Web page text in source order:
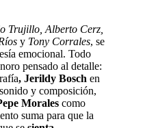
Trujillo, Alberto Cerz,
y Tony Corrales, se
emocional. Todo
pensado al detalle:
, Jerildy Bosch en
y composición,
Morales como
suma para que la